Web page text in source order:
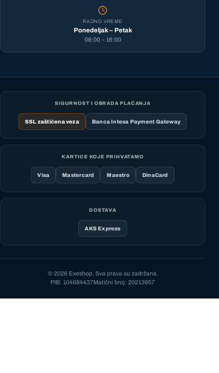
RADNO VREME
Ponedeljak – Petak
08:00 – 16:00
SIGURNOST I OBRADA PLAĆANJA
SSL zaštićena veza Banca Intesa Payment Gateway
KARTICE KOJE PRIHVATAMO
Visa Mastercard Maestro DinaCard
DOSTAVA
AKS Express
© 2026 Exeshop. Sva prava su zadržana.
PIB: 104684437Matični broj: 20213957